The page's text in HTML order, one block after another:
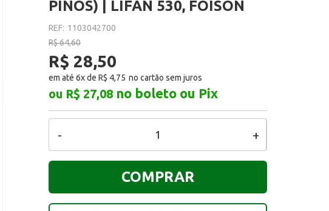
PINOS) | LIFAN 530, FOISON
REF: 1103042700
R$ 64,60
R$ 28,50
em até 6x de R$ 4,75
ou R$ 27,08 no boleto ou Pix
+
-
COMPRAR